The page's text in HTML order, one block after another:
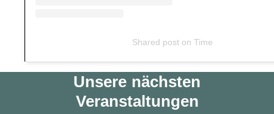
Shared post on Time
Unsere nächsten
Veranstaltungen